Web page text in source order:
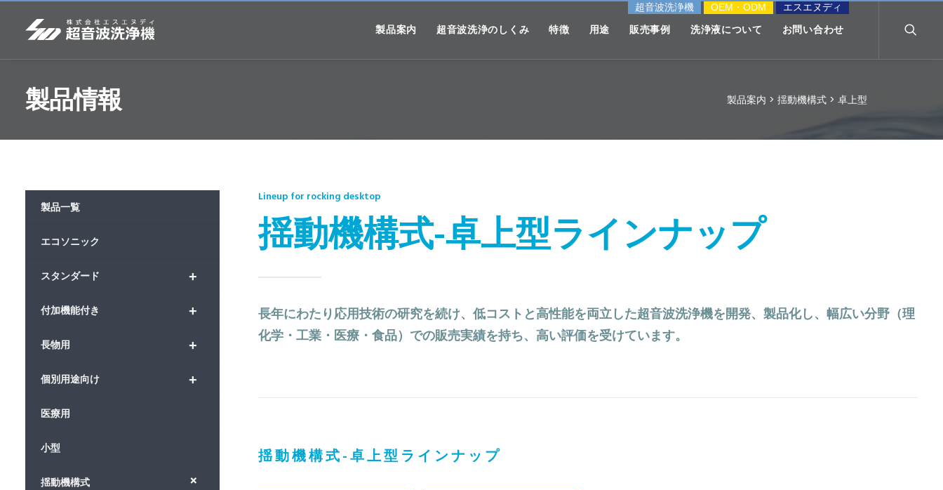
超音波洗浄機 OEM・ODM エスエヌディ
製品案内 超音波洗浄のしくみ 特徴 用途 販売事例 洗浄液について お問い合わせ
製品情報 製品案内 > 揺動機構式 > 卓上型
Lineup for rocking desktop
揺動機構式-卓上型ラインナップ
長年にわたり応用技術の研究を続け、低コストと高性能を両立した超音波洗浄機を開発、製品化し、幅広い分野（理
化学・工業・医療・食品）での販売実績を持ち、高い評価を受けています。
揺動機構式-卓上型ラインナップ
製品一覧
エコソニック
+
スタンダード
+
付加機能付き
+
長物用
+
個別用途向け
医療用
小型
+
揺動機構式